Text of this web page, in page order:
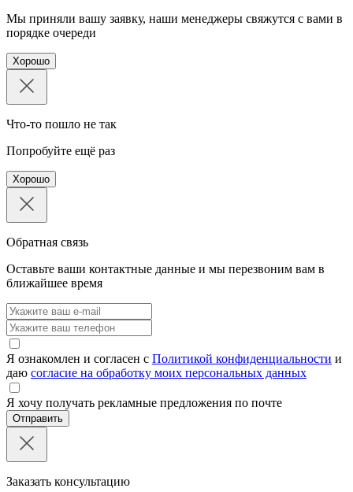
Мы приняли вашу заявку, наши менеджеры свяжутся с вами в
порядке очереди
Хорошо
Что-то пошло не так
Попробуйте ещё раз
Хорошо
Обратная связь
Оставьте ваши контактные данные и мы перезвоним вам в
ближайшее время
Я ознакомлен и согласен с Политикой конфиденциальности и
даю согласие на обработку моих персональных данных
Я хочу получать рекламные предложения по почте
Отправить
Заказать консультацию